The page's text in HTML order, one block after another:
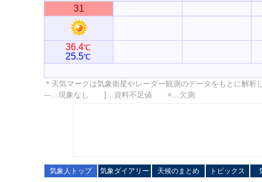
31
36.4℃
25.5℃
＊天気マークは気象衛星やレーダー観測のデータをもとに解
---…現象なし ]…資料不足値 ×…欠測
気象人トップ 気象ダイアリー 天候のまとめ トピックス